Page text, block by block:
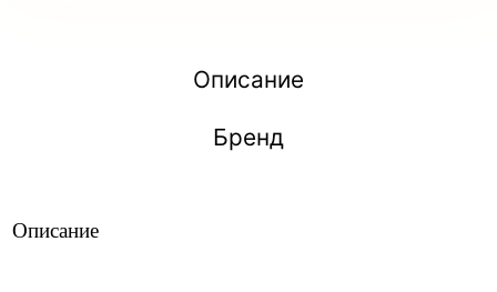
Описание
Бренд
Описание